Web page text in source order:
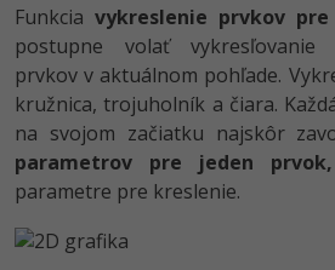
Funkcia vykreslenie prvkov
postupne volať vykresľovanie
prvkov v aktuálnom pohľade.
kružnica, trojuholník a čiara.
na svojom začiatku najskôr
parametrov pre jeden prvok,
parametre pre kreslenie.